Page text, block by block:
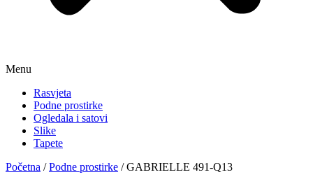
Menu
Rasvjeta
Podne prostirke
Ogledala i satovi
Slike
Tapete
Početna /Podne prostirke / GABRIELLE 491-Q13